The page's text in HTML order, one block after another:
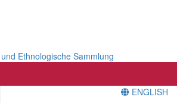
Ethnologische Sammlung
ENGLISH